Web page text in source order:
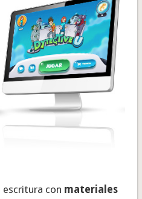
escritura con materiales